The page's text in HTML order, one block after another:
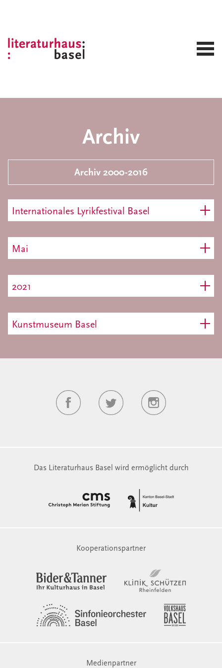
Archiv
Archiv 2000-2016
Internationales Lyrikfestival Basel
Mai
2021
Kunstmuseum Basel
Das Literaturhaus Basel wird ermöglicht durch
Kooperationspartner
Medienpartner